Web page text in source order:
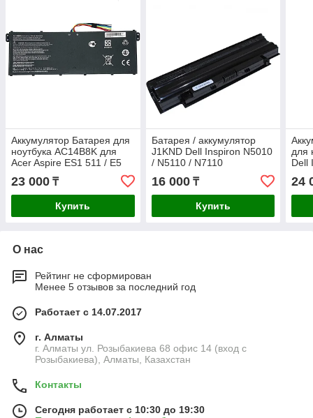
Аккумулятор Батарея для
ноутбука AC14B8K для
Acer Aspire ES1 511 / E5
771G / ES1-711 /15.2v
3220mAh ORIGINAL
23 000 ₸
Купить
Батарея / аккумулятор
J1KND Dell Inspiron N5010
/ N5110 / N7110
16 000₸
Купить
для
Dell
24
О нас
Рейтинг не сформирован
Менее 5 отзывов за последний год
Работает с 14.07.2017
г. Алматы
г. Алматы ул. Розыбакиева 68 офис 14 (вход с
Розыбакиева), Алматы, Казахстан
Контакты
Сегодня работает с 10:30 до 19:30